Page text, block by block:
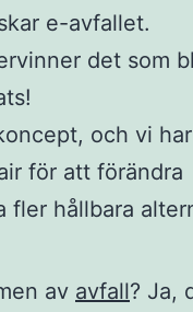
e-avfallet.
det som
och vi har
för att förändra
fler hållbara
av avfall? Ja,